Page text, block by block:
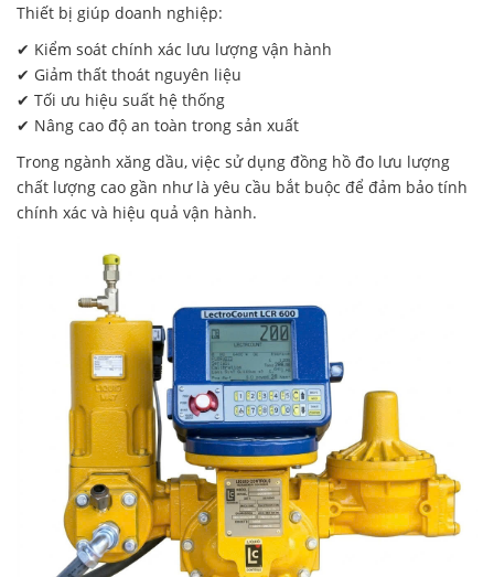
Thiết bị giúp doanh nghiệp:
✔ Kiểm soát chính xác lưu lượng vận hành
✔ Giảm thất thoát nguyên liệu
✔ Tối ưu hiệu suất hệ thống
✔ Nâng cao độ an toàn trong sản xuất
Trong ngành xăng dầu, việc sử dụng đồng hồ đo lưu lượng
chất lượng cao gần như là yêu cầu bắt buộc để đảm bảo tính
chính xác và hiệu quả vận hành.